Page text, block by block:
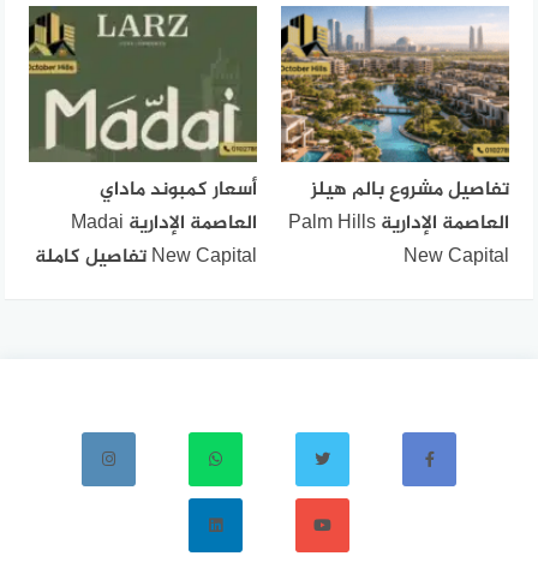
تفاصيل مشروع بالم هيلز
العاصمة الإدارية Palm Hills
New Capital
أسعار كمبوند ماداي
العاصمة الإدارية Madai
New Capital تفاصيل كاملة